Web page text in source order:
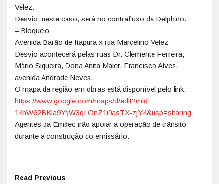
Velez.
Desvio, neste caso, será no contrafluxo da Delphino.
– Bloqueio
Avenida Barão de Itapura x rua Marcelino Velez
Desvio acontecerá pelas ruas Dr. Clemente Ferreira,
Mário Siqueira, Dona Anita Maier, Francisco Alves,
avenida Andrade Neves.
O mapa da região em obras está disponível pelo link:
https://www.google.com/maps/d/edit?mid=
14hW62BKia9YqW3qLOnZ1i0asTX-zjY4&usp=sharing
Agentes da Emdec irão apoiar a operação de trânsito
durante a construção do emissário.
Read Previous